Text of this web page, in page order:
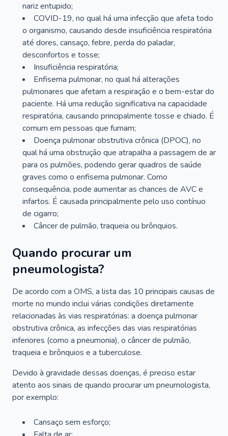
nariz entupido;
COVID-19, no qual há uma infecção que afeta todo
o organismo, causando desde insuficiência respiratória
até dores, cansaço, febre, perda do paladar,
desconfortos e tosse;
Insuficiência respiratória;
Enfisema pulmonar, no qual há alterações
pulmonares que afetam a respiração e o bem-estar do
paciente. Há uma redução significativa na capacidade
respiratória, causando principalmente tosse e chiado. É
comum em pessoas que fumam;
Doença pulmonar obstrutiva crônica (DPOC), no
qual há uma obstrução que atrapalha a passagem de ar
para os pulmões, podendo gerar quadros de saúde
graves como o enfisema pulmonar. Como
consequência, pode aumentar as chances de AVC e
infartos. É causada principalmente pelo uso contínuo
de cigarro;
Câncer de pulmão, traqueia ou brônquios.
Quando procurar um
pneumologista?
De acordo com a OMS, a lista das 10 principais causas de
morte no mundo inclui várias condições diretamente
relacionadas às vias respiratórias: a doença pulmonar
obstrutiva crônica, as infecções das vias respiratórias
inferiores (como a pneumonia), o câncer de pulmão,
traqueia e brônquios e a tuberculose.
Devido à gravidade dessas doenças, é preciso estar
atento aos sinais de quando procurar um pneumologista,
por exemplo:
Cansaço sem esforço;